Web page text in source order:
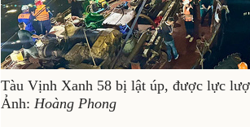
Tàu Vịnh Xanh 58 bị lật úp, được lực
Ảnh: Hoàng Phong